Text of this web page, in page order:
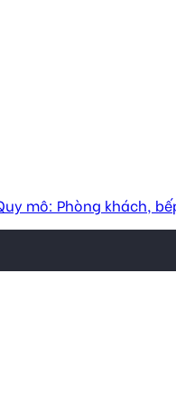
mô: Phòng khách,